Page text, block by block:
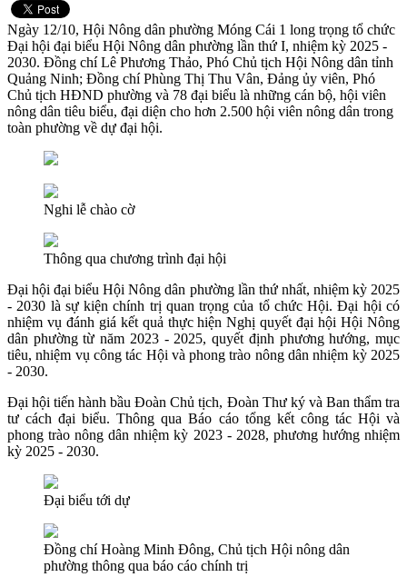
Ngày 12/10, Hội Nông dân phường Móng Cái 1 long trọng tổ chức
Đại hội đại biểu Hội Nông dân phường lần thứ I, nhiệm kỳ 2025 -
2030. Đồng chí Lê Phương Thảo, Phó Chủ tịch Hội Nông dân tỉnh
Quảng Ninh; Đồng chí Phùng Thị Thu Vân, Đảng ủy viên, Phó
Chủ tịch HĐND phường và 78 đại biểu là những cán bộ, hội viên
nông dân tiêu biểu, đại diện cho hơn 2.500 hội viên nông dân trong
toàn phường về dự đại hội.
Nghi lễ chào cờ
Thông qua chương trình đại hội
Đại hội đại biểu Hội Nông dân phường lần thứ nhất, nhiệm kỳ 2025
- 2030 là sự kiện chính trị quan trọng của tổ chức Hội. Đại hội có
nhiệm vụ đánh giá kết quả thực hiện Nghị quyết đại hội Hội Nông
dân phường từ năm 2023 - 2025, quyết định phương hướng, mục
tiêu, nhiệm vụ công tác Hội và phong trào nông dân nhiệm kỳ 2025
- 2030.
Đại hội tiến hành bầu Đoàn Chủ tịch, Đoàn Thư ký và Ban thẩm tra
tư cách đại biểu. Thông qua Báo cáo tổng kết công tác Hội và
phong trào nông dân nhiệm kỳ 2023 - 2028, phương hướng nhiệm
kỳ 2025 - 2030.
Đại biểu tới dự
Đồng chí Hoàng Minh Đông, Chủ tịch Hội nông dân
phường thông qua báo cáo chính trị